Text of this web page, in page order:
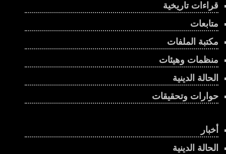
قراءات تاريخية
متابعات
مكتبة الملفات
منظمات وهيئات
الحالة الدينية
حوارات وتحقيقات
أخبار
الحالة الدينية